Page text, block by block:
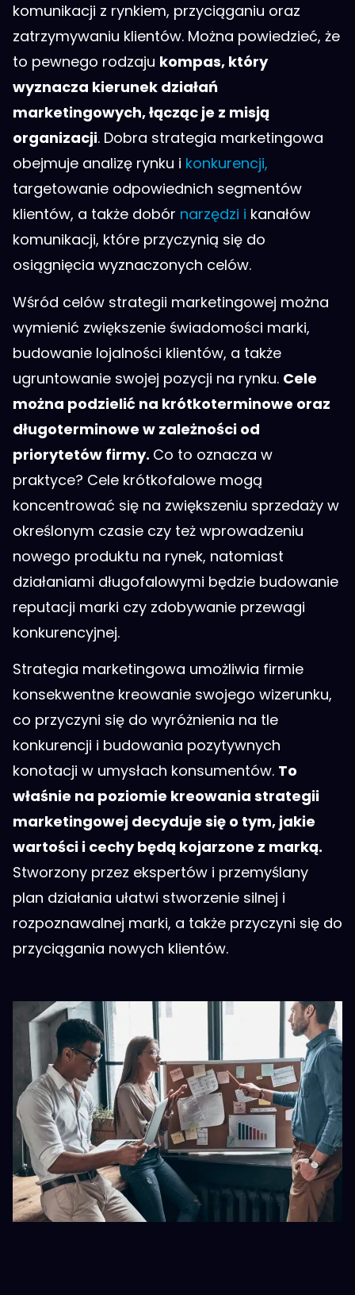
komunikacji z rynkiem, przyciąganiu oraz
zatrzymywaniu klientów. Można powiedzieć, że
to pewnego rodzaju kompas, który
wyznacza kierunek działań
marketingowych, łącząc je z misją
organizacji. Dobra strategia marketingowa
obejmuje analizę rynku i konkurencji,
targetowanie odpowiednich segmentów
klientów, a także dobór narzędzi i kanałów
komunikacji, które przyczynią się do
osiągnięcia wyznaczonych celów.
Wśród celów strategii marketingowej można
wymienić zwiększenie świadomości marki,
budowanie lojalności klientów, a także
ugruntowanie swojej pozycji na rynku. Cele
można podzielić na krótkoterminowe oraz
długoterminowe w zależności od
priorytetów firmy. Co to oznacza w
praktyce? Cele krótkofalowe mogą
koncentrować się na zwiększeniu sprzedaży w
określonym czasie czy też wprowadzeniu
nowego produktu na rynek, natomiast
działaniami długofalowymi będzie budowanie
reputacji marki czy zdobywanie przewagi
konkurencyjnej.
Strategia marketingowa umożliwia firmie
konsekwentne kreowanie swojego wizerunku,
co przyczyni się do wyróżnienia na tle
konkurencji i budowania pozytywnych
konotacji w umysłach konsumentów. To
właśnie na poziomie kreowania strategii
marketingowej decyduje się o tym, jakie
wartości i cechy będą kojarzone z marką.
Stworzony przez ekspertów i przemyślany
plan działania ułatwi stworzenie silnej i
rozpoznawalnej marki, a także przyczyni się do
przyciągania nowych klientów.